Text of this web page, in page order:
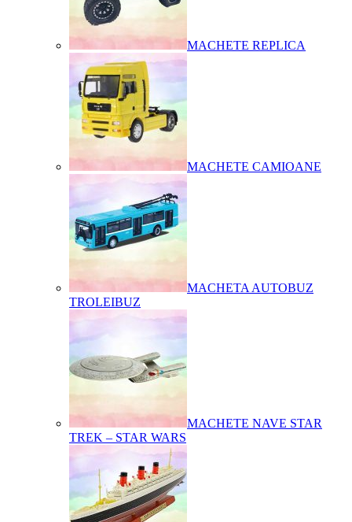
MACHETE REPLICA
MACHETE CAMIOANE
MACHETA AUTOBUZ
TROLEIBUZ
MACHETE NAVE STAR
TREK – STAR WARS